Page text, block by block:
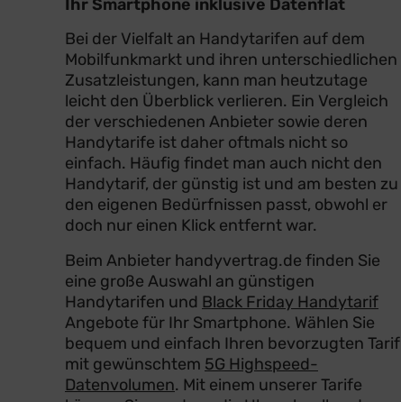
Ihr Smartphone inklusive Datenflat
Bei der Vielfalt an Handytarifen auf dem
Mobilfunkmarkt und ihren unterschiedlichen
Zusatzleistungen, kann man heutzutage
leicht den Überblick verlieren. Ein Vergleich
der verschiedenen Anbieter sowie deren
Handytarife ist daher oftmals nicht so
einfach. Häufig findet man auch nicht den
Handytarif, der günstig ist und am besten zu
den eigenen Bedürfnissen passt, obwohl er
doch nur einen Klick entfernt war.
Beim Anbieter handyvertrag.de finden Sie
eine große Auswahl an günstigen
Handytarifen und Black Friday Handytarif
Angebote für Ihr Smartphone. Wählen Sie
bequem und einfach Ihren bevorzugten Tarif
mit gewünschtem 5G Highspeed-
Datenvolumen. Mit einem unserer Tarife